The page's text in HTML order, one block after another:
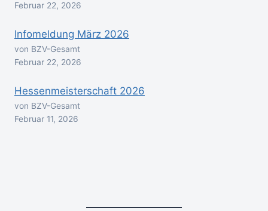
Februar 22, 2026
Infomeldung März 2026
von BZV-Gesamt
Februar 22, 2026
Hessenmeisterschaft 2026
von BZV-Gesamt
Februar 11, 2026